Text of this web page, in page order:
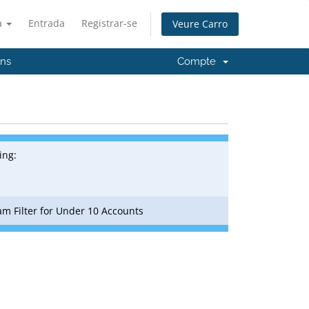
Entrada Registrar-se Veure Carro
Compte
Filter for Under 10 Accounts